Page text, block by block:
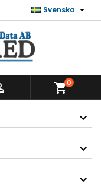
Svenska 
shopping_cart0